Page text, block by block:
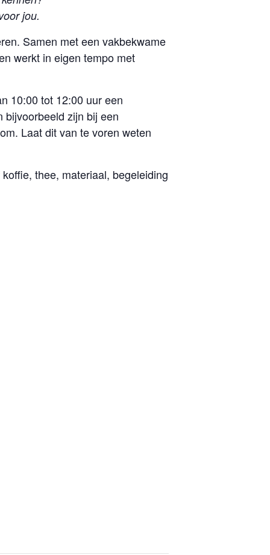
jou.
Samen met een vakbekwame
werkt in eigen tempo met
10:00 tot 12:00 uur een
bijvoorbeeld zijn bij een
Laat dit van te voren weten
thee, materiaal, begeleiding